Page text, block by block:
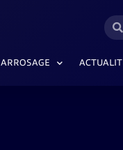
ARROSAGE